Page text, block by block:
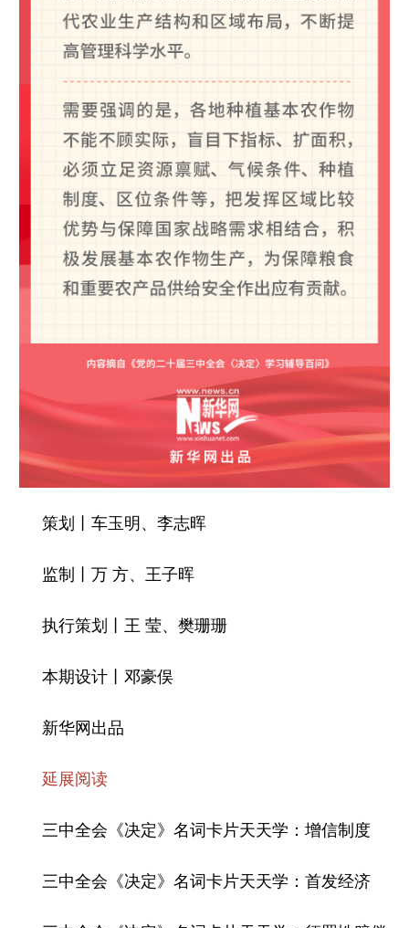
策划丨车玉明、李志晖
监制丨万 方、王子晖
执行策划丨王 莹、樊珊珊
本期设计丨邓豪俣
新华网出品
延展阅读
三中全会《决定》名词卡片天天学：增信制度
三中全会《决定》名词卡片天天学：首发经济